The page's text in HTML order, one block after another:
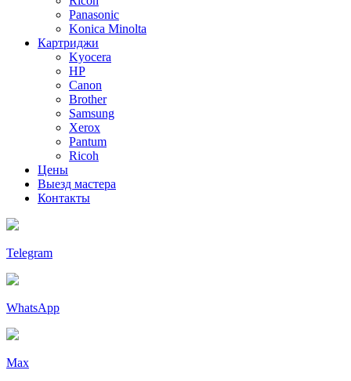
Panasonic
Konica Minolta
Картриджи
Kyocera
HP
Canon
Brother
Samsung
Xerox
Pantum
Ricoh
Цены
Выезд мастера
Контакты
Telegram
WhatsApp
Max